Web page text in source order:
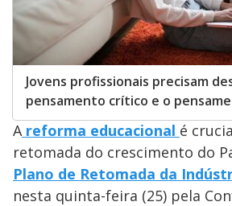
Jovens profissionais precisam
pensamento crítico e o
A reforma educacional é
retomada do crescimento do
Plano de Retomada da
nesta quinta-feira (25) pela